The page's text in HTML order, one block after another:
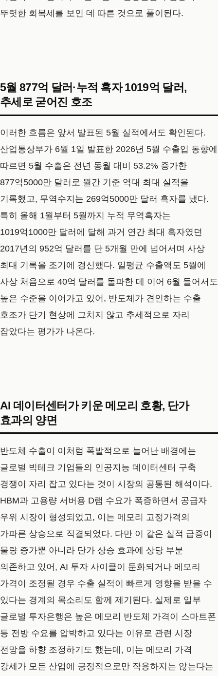
뚜렷한 회복세를 보인 데 따른 것으로 풀이된다.
5월 877억 달러·누적 흑자 1019억 달러,
추세로 굳어진 호조
이러한 흐름은 앞서 발표된 5월 실적에서도 확인된다.
산업통상부가 6월 1일 발표한 2026년 5월 수출입 동향에
따르면 5월 수출은 전년 동월 대비 53.2% 증가한
877억5000만 달러로 월간 기준 역대 최대 실적을
기록했고, 무역수지는 269억5000만 달러 흑자를 냈다.
특히 올해 1월부터 5월까지 누적 무역흑자는
1019억1000만 달러에 달해 과거 연간 최대 흑자였던
2017년의 952억 달러를 단 5개월 만에 넘어서며 사상
최대 기록을 조기에 경신했다. 일평균 수출액도 5월에
사상 처음으로 40억 달러를 돌파한 데 이어 6월 들어서도
높은 수준을 이어가고 있어, 반도체가 견인하는 수출
호조가 단기 현상에 그치지 않고 추세적으로 자리
잡았다는 평가가 나온다.
AI 데이터센터가 키운 메모리 호황, 단가
효과의 양면
반도체 수출이 이처럼 폭발적으로 늘어난 배경에는
글로벌 빅테크 기업들의 인공지능 데이터센터 구축
경쟁이 자리 잡고 있다는 것이 시장의 공통된 해석이다.
HBM과 고용량 서버용 D램 수요가 폭증하면서 공급자
우위 시장이 형성되었고, 이는 메모리 고정가격의
가파른 상승으로 직결되었다. 다만 이 같은 실적 급증이
물량 증가뿐 아니라 단가 상승 효과에 상당 부분
의존하고 있어, AI 투자 사이클이 둔화되거나 메모리
가격이 조정될 경우 수출 실적이 빠르게 영향을 받을 수
있다는 경계의 목소리도 함께 제기된다. 실제로 일부
글로벌 투자은행은 높은 메모리 반도체 가격이 스마트폰
등 전방 수요를 압박하고 있다는 이유로 관련 시장
전망을 하향 조정하기도 했는데, 이는 메모리 가격
강세가 모든 산업에 긍정적으로만 작용하지는 않는다는